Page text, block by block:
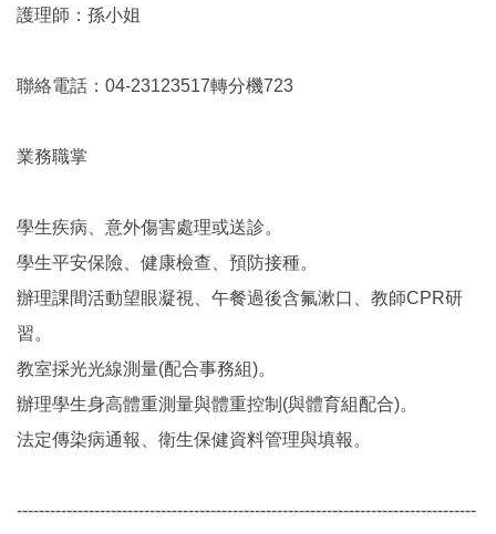
護理師：孫小姐
聯絡電話：04-23123517轉分機723
業務職掌
學生疾病、意外傷害處理或送診。
學生平安保險、健康檢查、預防接種。
辦理課間活動望眼凝視、午餐過後含氟漱口、教師CPR研
習。
教室採光光線測量(配合事務組)。
辦理學生身高體重測量與體重控制(與體育組配合)。
法定傳染病通報、衛生保健資料管理與填報。
-----------------------------------------------------------------------------------